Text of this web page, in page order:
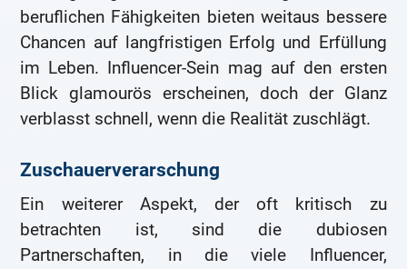
beruflichen Fähigkeiten bieten weitaus bessere
Chancen auf langfristigen Erfolg und Erfüllung
im Leben. Influencer-Sein mag auf den ersten
Blick glamourös erscheinen, doch der Glanz
verblasst schnell, wenn die Realität zuschlägt.
Zuschauerverarschung
Ein weiterer Aspekt, der oft kritisch zu
betrachten ist, sind die dubiosen
Partnerschaften, in die viele Influencer,